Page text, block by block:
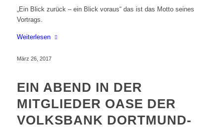
„Ein Blick zurück – ein Blick voraus“ das ist das Motto seines
Vortrags.
Weiterlesen
März 26, 2017
EIN ABEND IN DER
MITGLIEDER OASE DER
VOLKSBANK DORTMUND-